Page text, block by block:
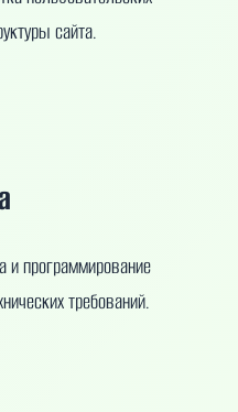
сайта.
и программирование
требований.